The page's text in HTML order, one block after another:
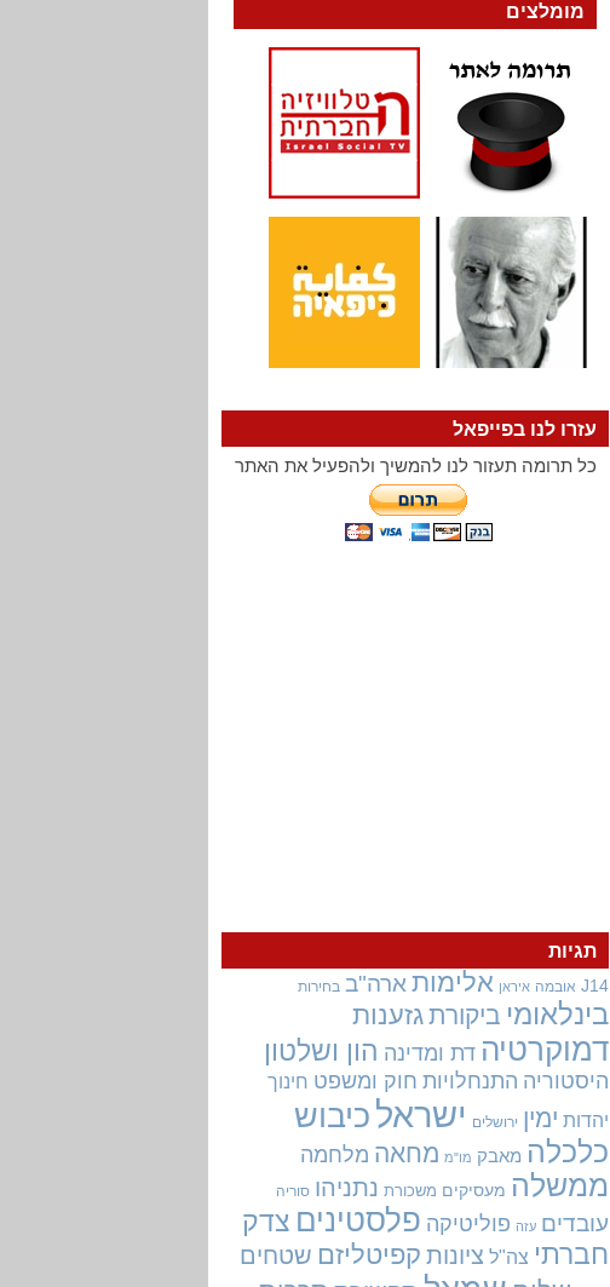
מומלצים
עזרו לנו בפייפאל
כל תרומה תעזור לנו להמשיך ולהפעיל את האתר
תגיות
J14 אובמה איראן אלימות ארה"ב בחירות
בינלאומי ביקורתגזענות
דמוקרטיה דת ומדינה הון ושלטון
היסטוריה התנחלויות חוק ומשפט חינוך
יהדות ימין ירושלים ישראל כיבוש
כלכלה מאבק מו"מ מחאה מלחמה
ממשלה מעסיקים משכורת נתניהו סוריה
עובדים עזה פוליטיקה פלסטינים צדק
חברתי צה"ל ציונות קפיטליזם שטחים